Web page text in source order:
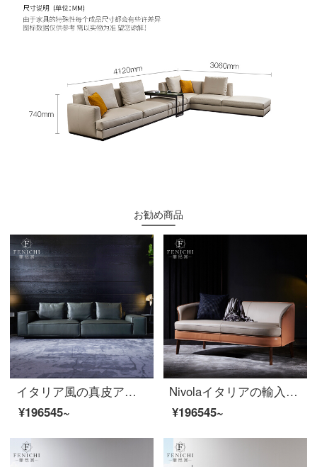
お勧め商品
イタリア風の真皮アートソファ3人掛けダウンジャケット、モダンなダークカラーの極近客間デザイナーソファ【全本革】Firenzeシリーズの3人です。
¥196545~
Nivolaイタリアの輸入馬鞍のソファーのヘッド層牛革の小さな部屋型リビングルームのツインルームの小さなソファ
¥196545~